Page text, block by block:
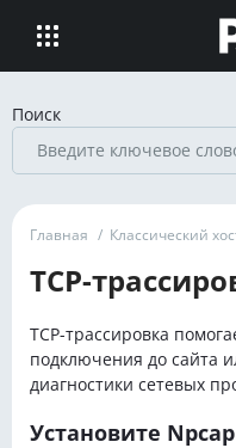
Поиск
Главная / Классический
TCP-
TCP-трассировка
подключения до сайта
диагностики сетевых
Установите Npcap